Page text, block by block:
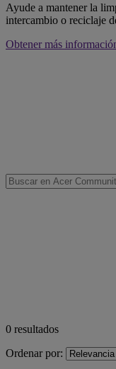
Ayude a mantener la
intercambio o reciclaje
Obtener más
0 resultados
Ordenar por: